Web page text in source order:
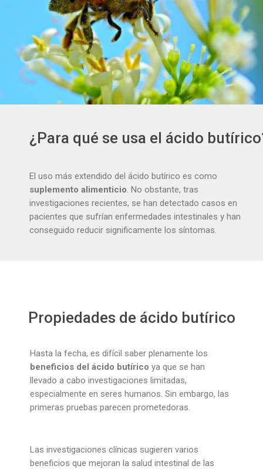
¿Para qué se usa el ácido
El uso más extendido del ácido butírico es como
suplemento alimenticio. No obstante, tras
investigaciones recientes, se han detectado casos en
pacientes que sufrían enfermedades intestinales y han
conseguido reducir significamente los síntomas.
Propiedades de ácido butírico
Hasta la fecha, es difícil saber plenamente los
beneficios del ácido butírico ya que se han
llevado a cabo investigaciones limitadas,
especialmente en seres humanos. Sin embargo, las
primeras pruebas parecen prometedoras.
Las investigaciones clínicas sugieren varios
beneficios que mejoran la salud intestinal de las